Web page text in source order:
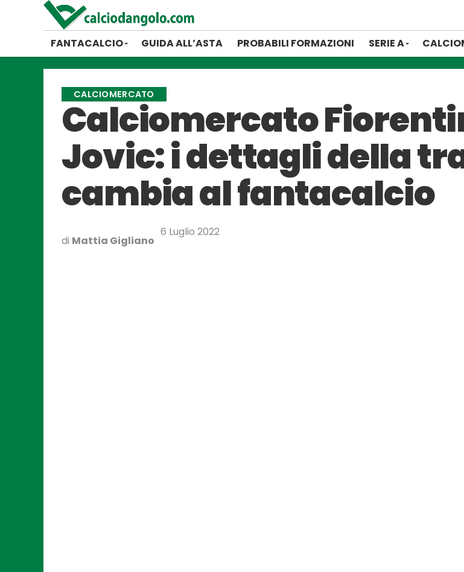
FANTACALCIO GUIDA ALL’ASTA PROBABILI FORMAZIONI SERIE A
CALCIOMERCATO
Calciomercato
Jovic: i dettagli della
cambia al fantacalcio
di Mattia Gigliano
6 Luglio 2022